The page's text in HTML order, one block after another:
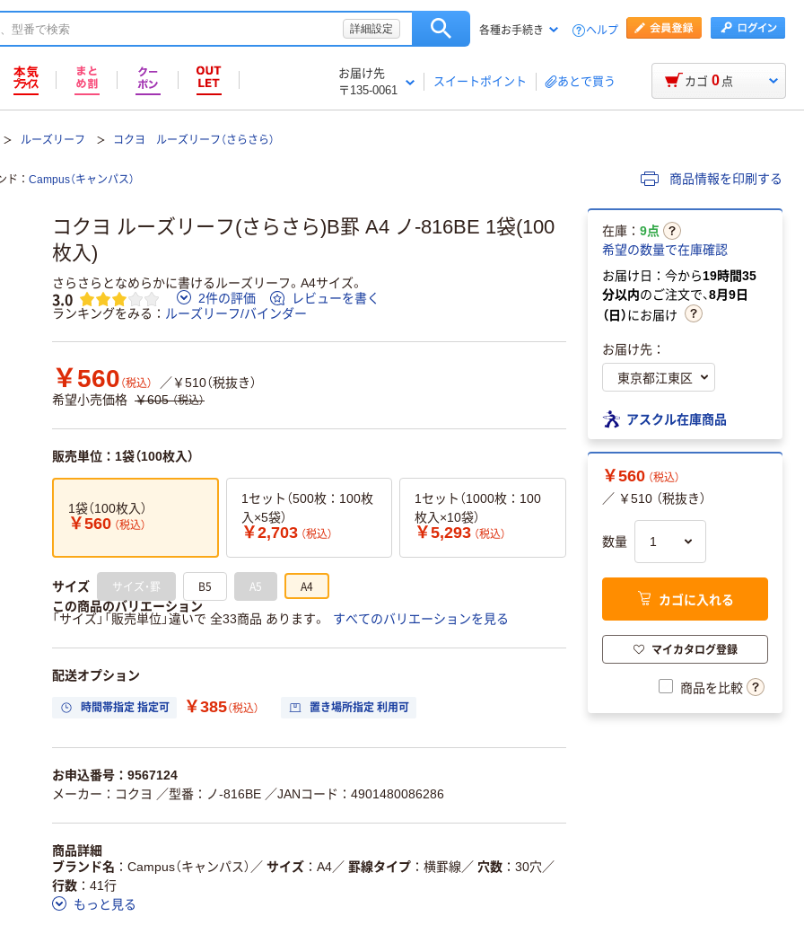
詳細設定 各種お手続き ヘルプ
お届け先
〒135-0061
スイートポイント あとで買う カゴ 0 点
ルーズリーフ コクヨ ルーズリーフ（さらさら）
ド Campus（キャンパス） 商品情報を印刷する
コクヨ ルーズリーフ(さらさら)B罫 A4 ノ-816BE 1袋(100
枚入)
さらさらとなめらかに書けるルーズリーフ。A4サイズ。
3.0 2件の評価
レビューを書く
ランキングをみる
ルーズリーフ/バインダー
￥560 （税込）
／￥510（税抜き）
希望小売価格 ￥605 （税込）
販売単位：1袋（100枚入）
1袋（100枚入）
￥560 （税込）
1セット（500枚：100枚
入×5袋）
￥2,703 （税込）
1セット（1000枚：100
枚入×10袋）
￥5,293 （税込）
サイズ サイズ・罫 B5 A5 A4
この商品のバリエーション
「サイズ」「販売単位」違いで 全33商品 あります。
すべてのバリエーションを見る
配送オプション
時間帯指定 指定可 ￥385（税込） 置き場所指定 利用可
お申込番号：9567124
メーカー：コクヨ ／型番：ノ-816BE ／JANコード：4901480086286
商品詳細
ブランド名
Campus（キャンパス） ／ サイズ A4／ 罫線タイプ 横罫線 ／ 穴数 30穴 ／
行数
41行
もっと見る
在庫： 9点
希望の数量で在庫確認
お届け日：今から19時間35
分以内のご注文で、8月9日
（日）にお届け
お届け先：
アスクル在庫商品
￥560 （税込）
／ ￥510 （税抜き）
数量
カゴに入れる
マイカタログ登録
商品を比較